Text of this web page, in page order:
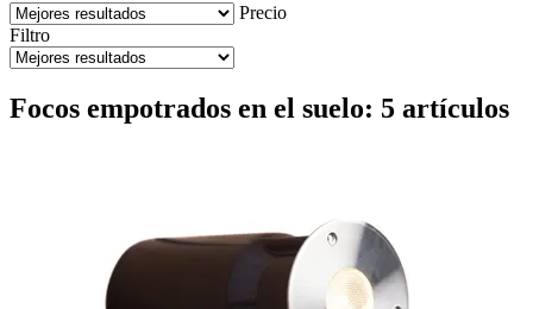
Precio
Filtro
Focos empotrados en el suelo: 5 artículos